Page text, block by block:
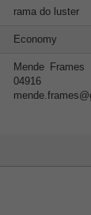
rama do luster
Economy
Mende
04916